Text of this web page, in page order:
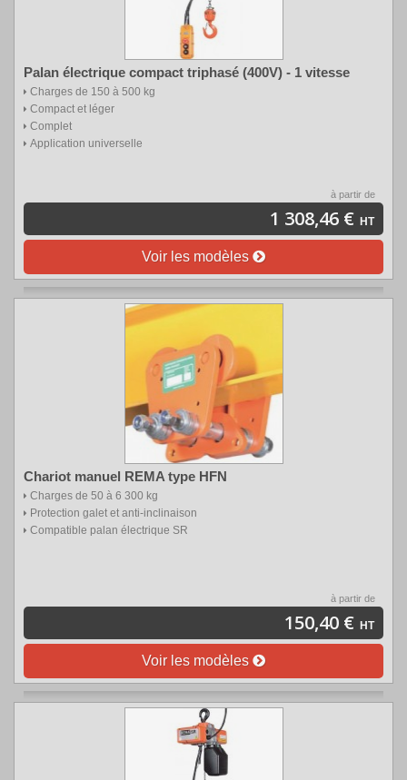
Palan électrique compact triphasé (400V) - 1 vitesse
Charges de 150 à 500 kg
Compact et léger
Complet
Application universelle
à partir de
1 308,46 € HT
Voir les modèles
Chariot manuel REMA type HFN
Charges de 50 à 6 300 kg
Protection galet et anti-inclinaison
Compatible palan électrique SR
à partir de
150,40 € HT
Voir les modèles